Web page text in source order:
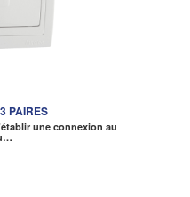
PAIRES
une connexion au